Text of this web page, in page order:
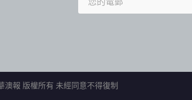
澳報 版權所有 未經同意不得復制